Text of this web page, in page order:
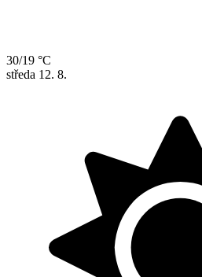
30/19 °C
středa 12. 8.